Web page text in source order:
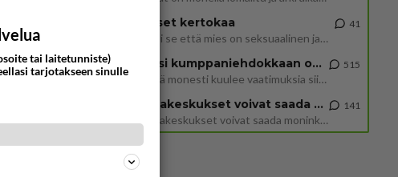
Naiset kertokaa
Miksi se että mies on seksuaalinen ja haluaa seksiä ja te olette hänen mielestänne haluttava on vastenmielistä? Mikä sii
41
Miksi kumppaniehdokkaan oma elämä on teille ongelma?
Täällä monesti kuulee vaatimuksia siitä, että kumppaniehdokkaalla ei saisi olla lemmikkejä, lapsia, kavereita, eksiä, su
515
Datakeskukset voivat saada moninkertaisesti enemmän palautuksia kuin mitä ne maksavat veroja
”Datakeskukset voivat saada moninkertaisesti enemmän palautuksia kuin mitä ne maksavat veroja”, sanoo professori Jussi K
141
tai laitetunniste)
tarjotakseen sinulle